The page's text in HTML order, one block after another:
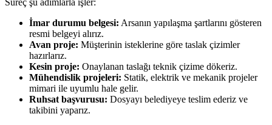
Süreç şu adımlarla işler:
İmar durumu belgesi: Arsanın yapılaşma şartlarını gösteren
resmi belgeyi alırız.
Avan proje: Müşterinin isteklerine göre taslak çizimler
hazırlarız.
Kesin proje: Onaylanan taslağı teknik çizime dökeriz.
Mühendislik projeleri: Statik, elektrik ve mekanik projeler
mimari ile uyumlu hale gelir.
Ruhsat başvurusu: Dosyayı belediyeye teslim ederiz ve
takibini yaparız.